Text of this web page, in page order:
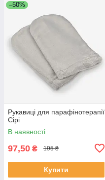
–50%
Рукавиці для парафінотерапії
Сірі
В наявності
97,50 ₴ 195 ₴
Купити